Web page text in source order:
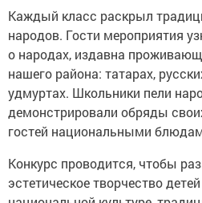
Каждый класс раскрыл
народов. Гости мероприятия
о народах, издавна
нашего района: татарах,
удмуртах. Школьники пели
демонстрировали обряды
гостей национальными
Конкурс проводится, чтобы
эстетическое творчество